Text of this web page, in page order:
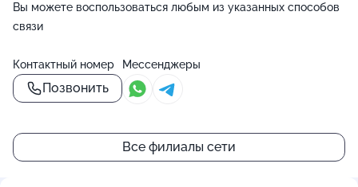
Вы можете воспользоваться любым из указанных способов
связи
Контактный номер
Позвонить
Мессенджеры
Все филиалы сети